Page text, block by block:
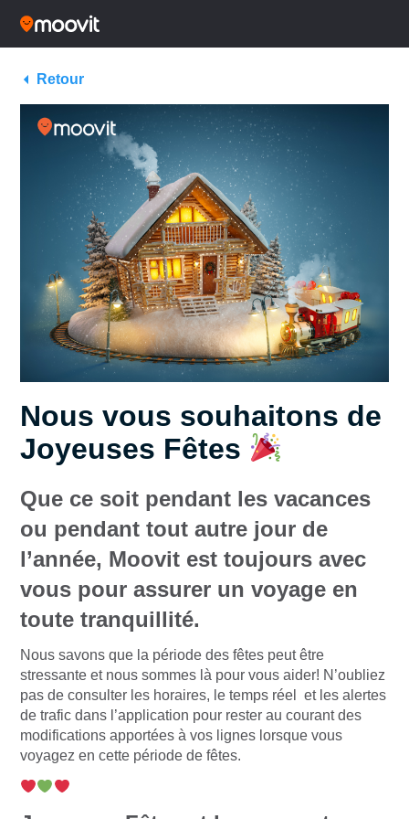
Retour
Nous vous souhaitons de
Joyeuses Fêtes
Que ce soit pendant les vacances
ou pendant tout autre jour de
l’année, Moovit est toujours avec
vous pour assurer un voyage en
toute tranquillité.
Nous savons que la période des fêtes peut être
stressante et nous sommes là pour vous aider! N’oubliez
pas de consulter les horaires, le temps réel et les alertes
de trafic dans l’application pour rester au courant des
modifications apportées à vos lignes lorsque vous
voyagez en cette période de fêtes.